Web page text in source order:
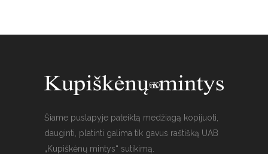
Šiame puslapyje pateiktą medžiagą kopijuoti,
dauginti, platinti galima tik gavus raštišką UAB
„Kupiškėnų mintys“ sutikimą.